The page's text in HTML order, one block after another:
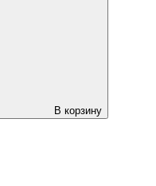
В корзину